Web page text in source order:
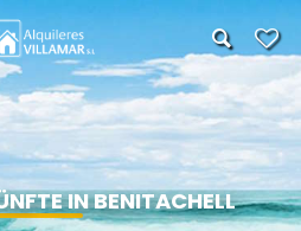
IN BENITACHELL